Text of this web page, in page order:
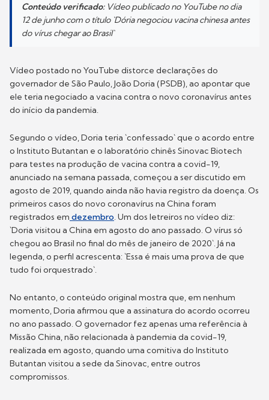
Conteúdo verificado: Vídeo publicado no YouTube no dia
12 de junho com o título `Dória negociou vacina chinesa antes
do vírus chegar ao Brasil`
Vídeo postado no YouTube distorce declarações do
governador de São Paulo, João Doria (PSDB), ao apontar que
ele teria negociado a vacina contra o novo coronavírus antes
do início da pandemia.
Segundo o vídeo, Doria teria `confessado` que o acordo entre
o Instituto Butantan e o laboratório chinês Sinovac Biotech
para testes na produção de vacina contra a covid-19,
anunciado na semana passada, começou a ser discutido em
agosto de 2019, quando ainda não havia registro da doença. Os
primeiros casos do novo coronavírus na China foram
registrados em dezembro . Um dos letreiros no vídeo diz:
`Doria visitou a China em agosto do ano passado. O vírus só
chegou ao Brasil no final do mês de janeiro de 2020`. Já na
legenda, o perfil acrescenta: `Essa é mais uma prova de que
tudo foi orquestrado`.
No entanto, o conteúdo original mostra que, em nenhum
momento, Doria afirmou que a assinatura do acordo ocorreu
no ano passado. O governador fez apenas uma referência à
Missão China, não relacionada à pandemia da covid-19,
realizada em agosto, quando uma comitiva do Instituto
Butantan visitou a sede da Sinovac, entre outros
compromissos.